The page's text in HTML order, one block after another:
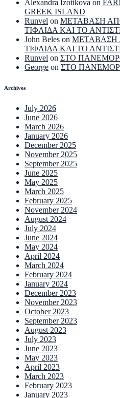
Alexandra İzotikova on
GREEK ISLAND
Runvel on ΜΕΤΑΒΑΣΗ
ΤΙΦΛΙΔΑ ΚΑΙ ΤΟ
John Beles on ΜΕΤΑΒΑΣΗ
ΤΙΦΛΙΔΑ ΚΑΙ ΤΟ
Runvel on ΣΤΟ
George on ΣΤΟ
Archives
July 2026
June 2026
March 2026
January 2026
December 2025
November 2025
September 2025
June 2025
May 2025
March 2025
February 2025
November 2024
August 2024
July 2024
June 2024
May 2024
April 2024
March 2024
February 2024
January 2024
December 2023
November 2023
October 2023
September 2023
August 2023
July 2023
June 2023
May 2023
April 2023
March 2023
February 2023
January 2023